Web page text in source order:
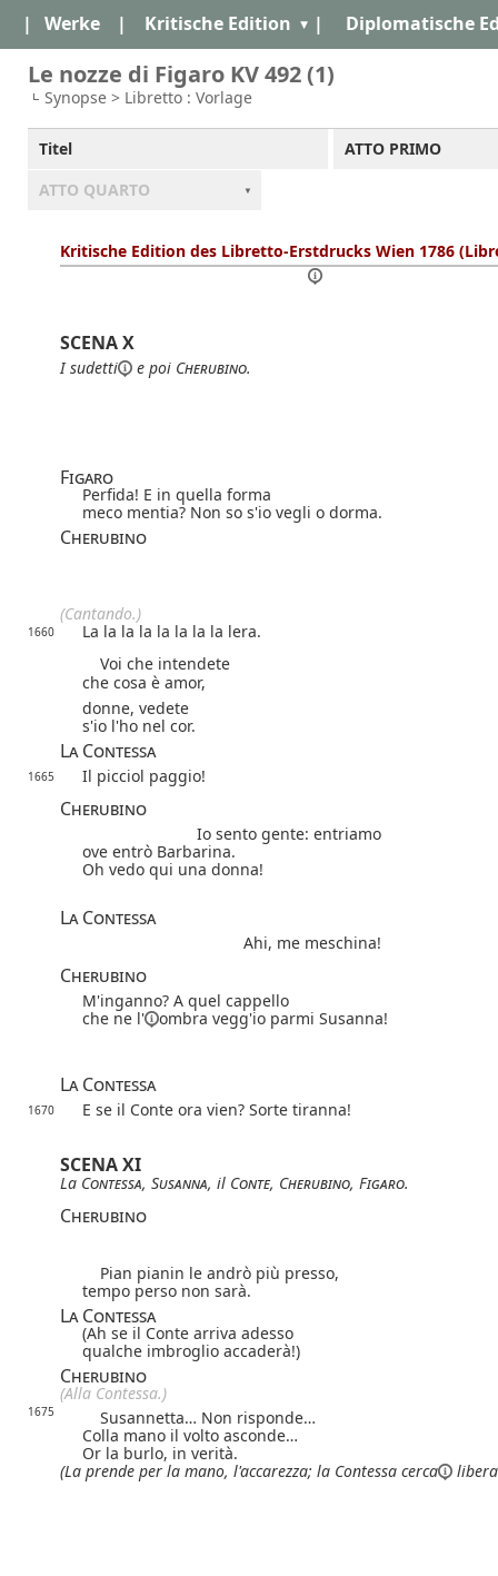
| Werke | Kritische Edition | Diplomatische
Le nozze di Figaro KV 492 (1)
Synopse > Libretto : Vorlage
Titel
ATTO PRIMO
ATTO QUARTO
Kritische Edition des Libretto-Erstdrucks Wien 1786
SCENA X
Isudetti e poi Cherubino.
Figaro
Perfida! E in quella forma
meco mentia? Non so s'io vegli o dorma.
Cherubino
(Cantando.)
1660
La la la la la la la la lera.
Voi che intendete
che cosa è amor,
donne, vedete
s'io l'ho nel cor.
La Contessa
1665 Il picciol paggio!
Cherubino
Io sento gente: entriamo
ove entrò Barbarina.
Oh vedo qui una donna!
La Contessa
Ahi, me meschina!
Cherubino
M'inganno? A quel cappello
che ne l' ombra vegg'io parmi Susanna!
La Contessa
1670 E se il Conte ora vien? Sorte tiranna!
SCENA XI
La Contessa, Susanna, il Conte, Cherubino, Figaro.
Cherubino
Pian pianin le andrò più presso,
tempo perso non sarà.
La Contessa
(Ah se il Conte arriva adesso
qualche imbroglio accaderà!)
Cherubino
(Alla Contessa.)
1675
Susannetta… Non risponde…
Colla mano il volto asconde…
Or la burlo, in verità.
(La prende per la mano, l'accarezza; la Contessa cerca